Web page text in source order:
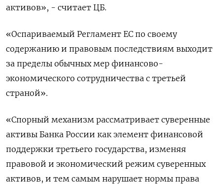
активов», - считает ЦБ.
«Оспариваемый Регламент ​ЕС по своему
содержанию и правовым последствиям выходит
за пределы обычных мер финансово-
экономического сотрудничества с третьей
страной».
«Спорный механизм рассматривает суверенные
активы Банка России как элемент финансовой
поддержки третьего государства, изменяя
правовой и экономический режим суверенных
активов, и тем самым нарушает нормы права ​